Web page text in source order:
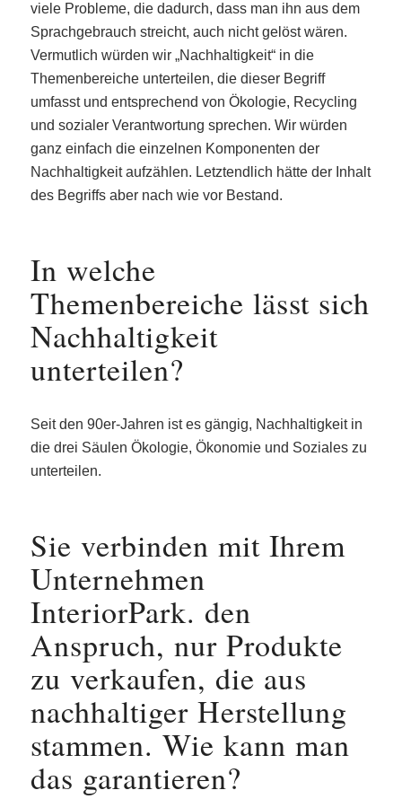
viele Probleme, die dadurch, dass man ihn aus dem
Sprachgebrauch streicht, auch nicht gelöst wären.
Vermutlich würden wir „Nachhaltigkeit“ in die
Themenbereiche unterteilen, die dieser Begriff
umfasst und entsprechend von Ökologie, Recycling
und sozialer Verantwortung sprechen. Wir würden
ganz einfach die einzelnen Komponenten der
Nachhaltigkeit aufzählen. Letztendlich hätte der Inhalt
des Begriffs aber nach wie vor Bestand.
In welche
Themenbereiche lässt sich
Nachhaltigkeit
unterteilen?
Seit den 90er-Jahren ist es gängig, Nachhaltigkeit in
die drei Säulen Ökologie, Ökonomie und Soziales zu
unterteilen.
Sie verbinden mit Ihrem
Unternehmen
InteriorPark. den
Anspruch, nur Produkte
zu verkaufen, die aus
nachhaltiger Herstellung
stammen. Wie kann man
das garantieren?